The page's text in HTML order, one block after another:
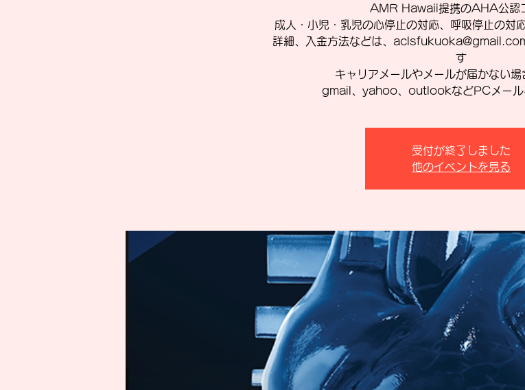
AMR Hawaii提携のAHA公認
成人・小児・乳児の心停止の対応、呼吸停止の対
詳細、入金方法などは、
す
キャリアメールやメールが届かない場
gmail、yahoo、outlookなどPCメール
受付が終了しました
他のイベントを見る